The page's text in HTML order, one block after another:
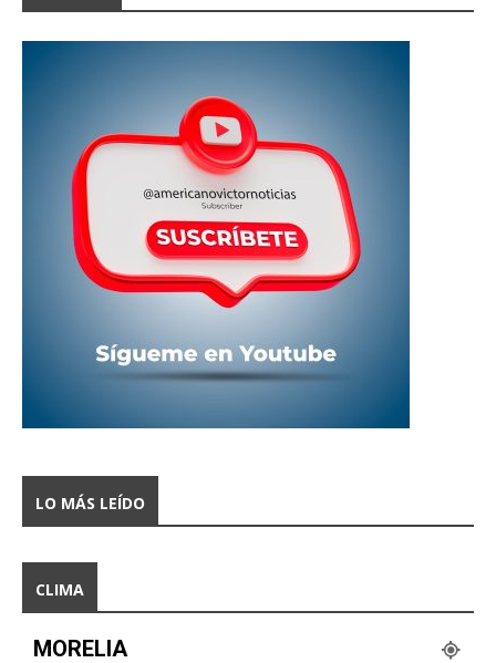
LO MÁS LEÍDO
CLIMA
MORELIA